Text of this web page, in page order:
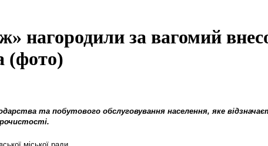
нагородили за вагомий
(фото)
та побутового обслуговування населення, яке